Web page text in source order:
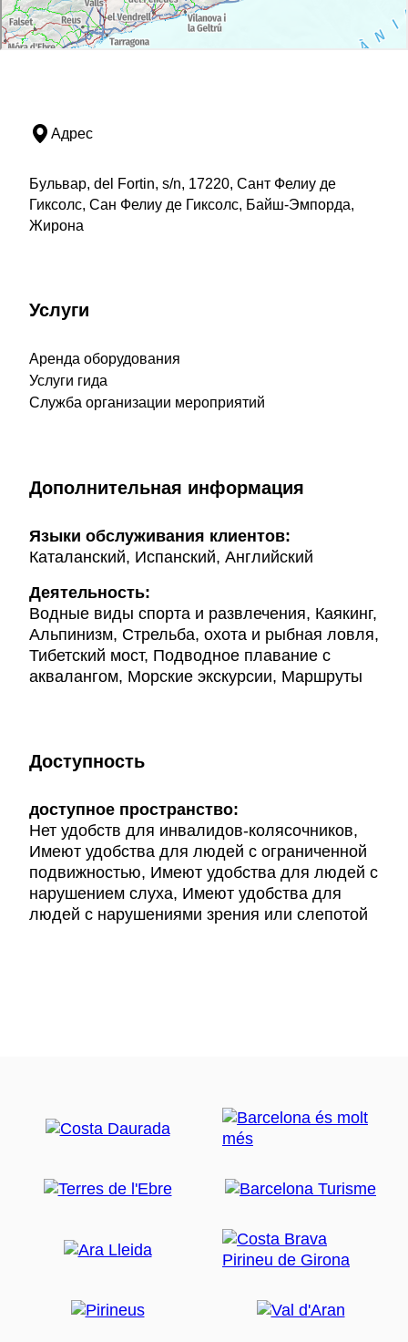
Адрес
Бульвар, del Fortin, s/n, 17220, Сант Фелиу де
Гиксолс, Сан Фелиу де Гиксолс, Байш-Эмпорда,
Жирона
Услуги
Аренда оборудования
Услуги гида
Служба организации мероприятий
Дополнительная информация
Языки обслуживания клиентов:
Каталанский, Испанский, Английский
Деятельность:
Водные виды спорта и развлечения, Каякинг,
Альпинизм, Стрельба, охота и рыбная ловля,
Тибетский мост, Подводное плавание с
аквалангом, Морские экскурсии, Маршруты
Доступность
доступное пространство:
Нет удобств для инвалидов-колясочников,
Имеют удобства для людей с ограниченной
подвижностью, Имеют удобства для людей с
нарушением слуха, Имеют удобства для
людей с нарушениями зрения или слепотой